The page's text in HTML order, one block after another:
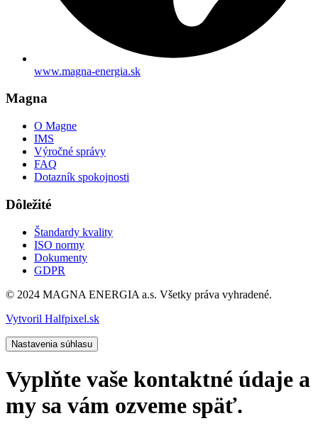
www.magna-energia.sk
Magna
O Magne
IMS
Výročné správy
FAQ
Dotazník spokojnosti
Dôležité
Štandardy kvality
ISO normy
Dokumenty
GDPR
© 2024 MAGNA ENERGIA a.s. Všetky práva vyhradené.
Vytvoril Halfpixel.sk
Nastavenia súhlasu
Vyplňte vaše kontaktné údaje a
my sa vám ozveme späť.